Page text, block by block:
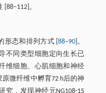
。
形态和排列方式 [88–90 ]。
不同类型细胞定向生长已
维细胞、心肌细胞和神经
原微纤维中孵育72 h后的神
究，发现神经元NG108-15